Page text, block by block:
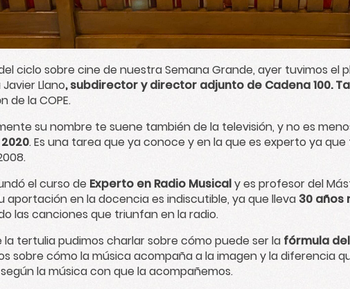
ciclo sobre cine de nuestra Semana Grande, ayer tuvimos el
Javier Llano, subdirector y director adjunto de Cadena 100.
de la COPE.
su nombre te suene también de la televisión, y no es
. Es una tarea que ya conoce y en la que es experto ya
el curso de Experto en Radio Musicaly es profesor del
aportación en la docencia es indiscutible, ya que lleva 30 años
las canciones que triunfan en la radio.
la tertulia pudimos charlar sobre cómo puede ser la fórmula
sobre cómo la música acompaña a la imagen y la diferencia
la música con que la acompañemos.